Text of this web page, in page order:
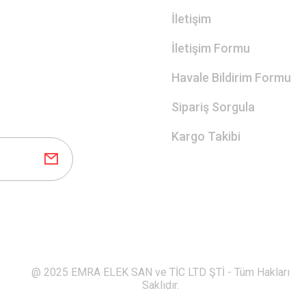
İletişim
İletişim Formu
Havale Bildirim Formu
Sipariş Sorgula
Kargo Takibi
@ 2025 EMRA ELEK SAN ve TİC LTD ŞTİ - Tüm Hakları
Saklıdır.